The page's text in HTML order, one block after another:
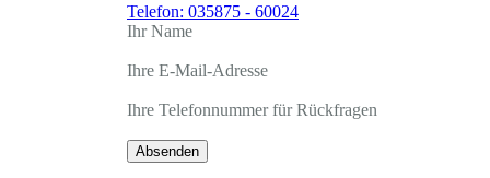
Telefon: 035875 - 60024
Ihr Name
Ihre E-Mail-Adresse
Ihre Telefonnummer für Rückfragen
Absenden